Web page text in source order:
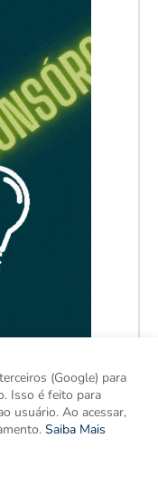
(Google) para
Isso é feito para
usuário. Ao acessar,
Saiba Mais